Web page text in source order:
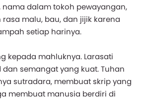
nama dalam tokoh pewayangan,
malu, bau, dan jijik karena
setiap harinya.
kepada mahluknya. Larasati
semangat yang kuat. Tuhan
sutradara, membuat skrip yang
membuat manusia berdiri di